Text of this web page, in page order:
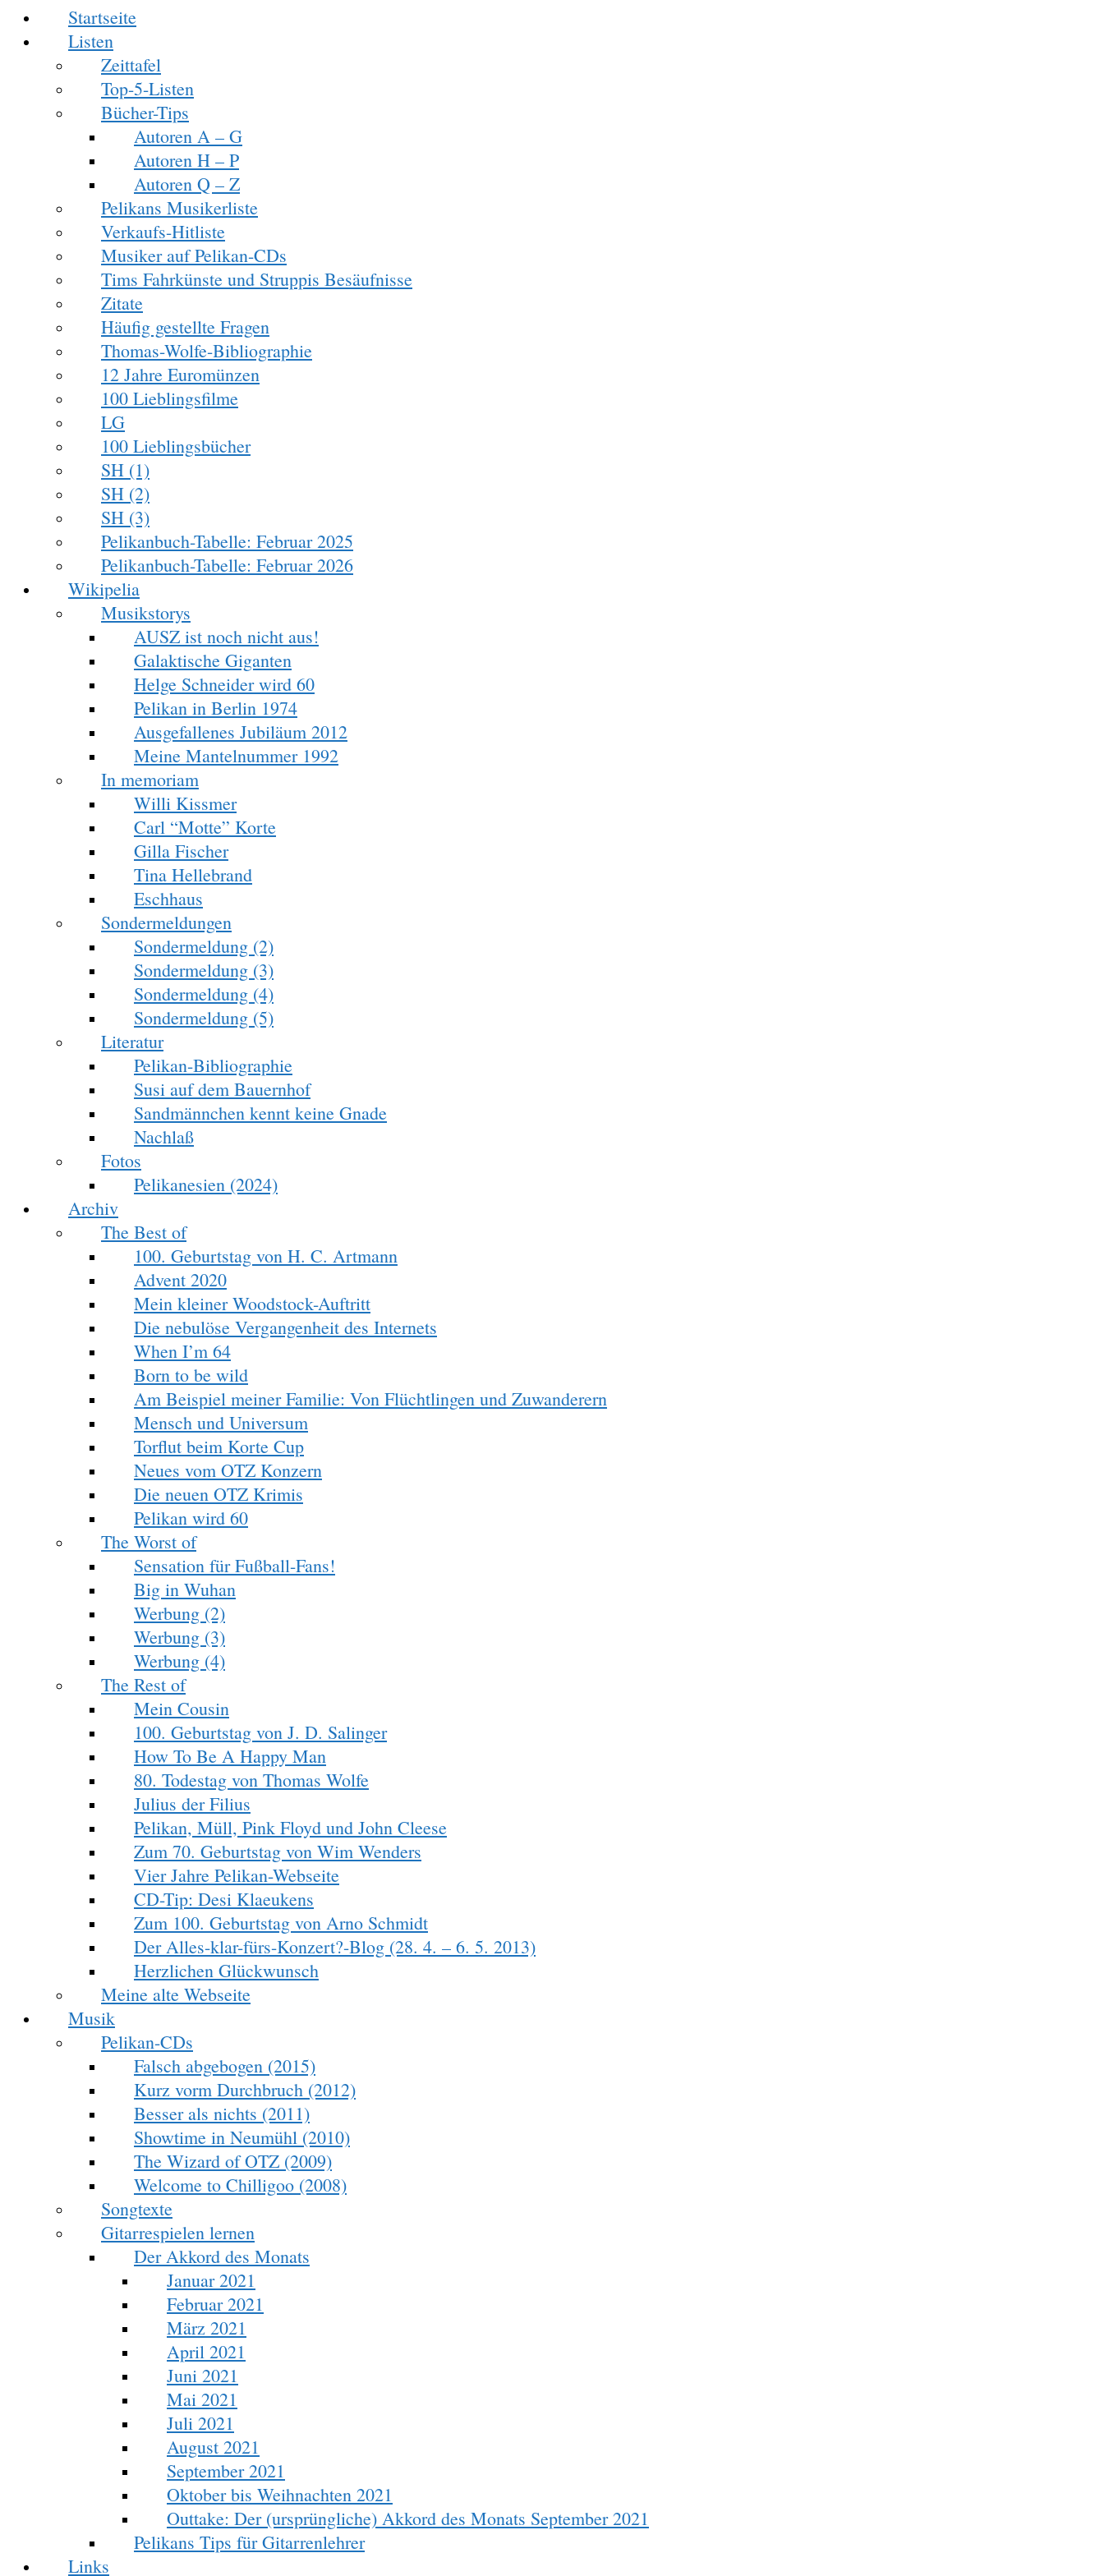
Startseite
Listen
Zeittafel
Top-5-Listen
Bücher-Tips
Autoren A – G
Autoren H – P
Autoren Q – Z
Pelikans Musikerliste
Verkaufs-Hitliste
Musiker auf Pelikan-CDs
Tims Fahrkünste und Struppis Besäufnisse
Zitate
Häufig gestellte Fragen
Thomas-Wolfe-Bibliographie
12 Jahre Euromünzen
100 Lieblingsfilme
LG
100 Lieblingsbücher
SH (1)
SH (2)
SH (3)
Pelikanbuch-Tabelle: Februar 2025
Pelikanbuch-Tabelle: Februar 2026
Wikipelia
Musikstorys
AUSZ ist noch nicht aus!
Galaktische Giganten
Helge Schneider wird 60
Pelikan in Berlin 1974
Ausgefallenes Jubiläum 2012
Meine Mantelnummer 1992
In memoriam
Willi Kissmer
Carl “Motte” Korte
Gilla Fischer
Tina Hellebrand
Eschhaus
Sondermeldungen
Sondermeldung (2)
Sondermeldung (3)
Sondermeldung (4)
Sondermeldung (5)
Literatur
Pelikan-Bibliographie
Susi auf dem Bauernhof
Sandmännchen kennt keine Gnade
Nachlaß
Fotos
Pelikanesien (2024)
Archiv
The Best of
100. Geburtstag von H. C. Artmann
Advent 2020
Mein kleiner Woodstock-Auftritt
Die nebulöse Vergangenheit des Internets
When I’m 64
Born to be wild
Am Beispiel meiner Familie: Von Flüchtlingen und Zuwanderern
Mensch und Universum
Torflut beim Korte Cup
Neues vom OTZ Konzern
Die neuen OTZ Krimis
Pelikan wird 60
The Worst of
Sensation für Fußball-Fans!
Big in Wuhan
Werbung (2)
Werbung (3)
Werbung (4)
The Rest of
Mein Cousin
100. Geburtstag von J. D. Salinger
How To Be A Happy Man
80. Todestag von Thomas Wolfe
Julius der Filius
Pelikan, Müll, Pink Floyd und John Cleese
Zum 70. Geburtstag von Wim Wenders
Vier Jahre Pelikan-Webseite
CD-Tip: Desi Klaeukens
Zum 100. Geburtstag von Arno Schmidt
Der Alles-klar-fürs-Konzert?-Blog (28. 4. – 6. 5. 2013)
Herzlichen Glückwunsch
Meine alte Webseite
Musik
Pelikan-CDs
Falsch abgebogen (2015)
Kurz vorm Durchbruch (2012)
Besser als nichts (2011)
Showtime in Neumühl (2010)
The Wizard of OTZ (2009)
Welcome to Chilligoo (2008)
Songtexte
Gitarrespielen lernen
Der Akkord des Monats
Januar 2021
Februar 2021
März 2021
April 2021
Juni 2021
Mai 2021
Juli 2021
August 2021
September 2021
Oktober bis Weihnachten 2021
Outtake: Der (ursprüngliche) Akkord des Monats September 2021
Pelikans Tips für Gitarrenlehrer
Links